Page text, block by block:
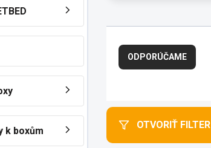
k boxům
a
d
i
e
p
r
ODPORÚČAME
OTVORIŤ FILTER